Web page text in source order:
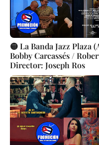
🟡 La Banda Jazz Plaza
Bobby Carcassés /
Director: Joseph Ros